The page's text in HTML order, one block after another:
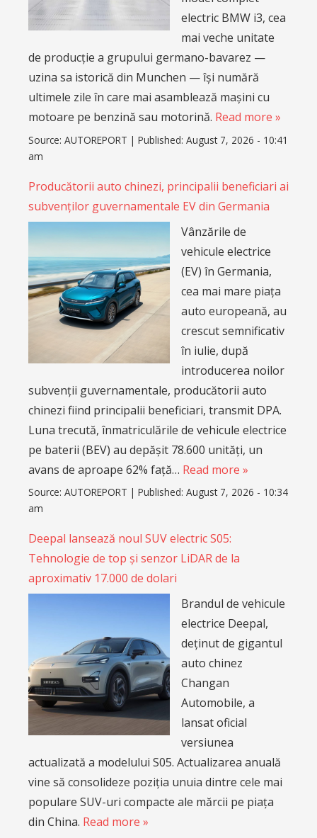
electric BMW i3, cea
mai veche unitate
de producție a grupului germano-bavarez —
uzina sa istorică din Munchen — își numără
ultimele zile în care mai asamblează mașini cu
motoare pe benzină sau motorină. Read more »
Source: AUTOREPORT | Published: August 7, 2026 - 10:41
am
Producătorii auto chinezi, principalii beneficiari ai
subvenților guvernamentale EV din Germania
Vânzările de
vehicule electrice
(EV) în Germania,
cea mai mare piața
auto europeană, au
crescut semnificativ
în iulie, după
introducerea noilor
subvenții guvernamentale, producătorii auto
chinezi fiind principalii beneficiari, transmit DPA.
Luna trecută, înmatriculările de vehicule electrice
pe baterii (BEV) au depășit 78.600 unități, un
avans de aproape 62% față… Read more »
Source: AUTOREPORT | Published: August 7, 2026 - 10:34
am
Deepal lansează noul SUV electric S05:
Tehnologie de top și senzor LiDAR de la
aproximativ 17.000 de dolari
Brandul de vehicule
electrice Deepal,
deținut de gigantul
auto chinez
Changan
Automobile, a
lansat oficial
versiunea
actualizată a modelului S05. Actualizarea anuală
vine să consolideze poziția unuia dintre cele mai
populare SUV-uri compacte ale mărcii pe piața
din China. Read more »